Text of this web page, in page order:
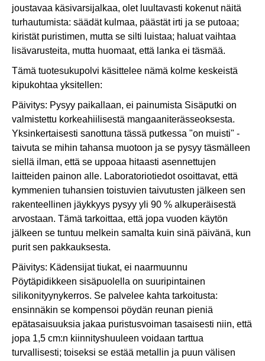
joustavaa käsivarsijalkaa, olet luultavasti kokenut näitä
turhautumista: säädät kulmaa, päästät irti ja se putoaa;
kiristät puristimen, mutta se silti luistaa; haluat vaihtaa
lisävarusteita, mutta huomaat, että lanka ei täsmää.
Tämä tuotesukupolvi käsittelee nämä kolme keskeistä
kipukohtaa yksitellen:
Päivitys: Pysyy paikallaan, ei painumista Sisäputki on
valmistettu korkeahiilisestä mangaaniterässeoksesta.
Yksinkertaisesti sanottuna tässä putkessa "on muisti" -
taivuta se mihin tahansa muotoon ja se pysyy täsmälleen
siellä ilman, että se uppoaa hitaasti asennettujen
laitteiden painon alle. Laboratoriotiedot osoittavat, että
kymmenien tuhansien toistuvien taivutusten jälkeen sen
rakenteellinen jäykkyys pysyy yli 90 % alkuperäisestä
arvostaan. Tämä tarkoittaa, että jopa vuoden käytön
jälkeen se tuntuu melkein samalta kuin sinä päivänä, kun
purit sen pakkauksesta.
Päivitys: Kädensijat tiukat, ei naarmuunnu
Pöytäpidikkeen sisäpuolella on suuripintainen
silikonityynykerros. Se palvelee kahta tarkoitusta:
ensinnäkin se kompensoi pöydän reunan pieniä
epätasaisuuksia jakaa puristusvoiman tasaisesti niin, että
jopa 1,5 cm:n kiinnityshuuleen voidaan tarttua
turvallisesti; toiseksi se estää metallin ja puun välisen